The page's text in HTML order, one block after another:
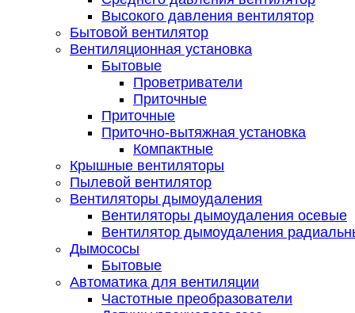
Высокого давления вентилятор
Бытовой вентилятор
Вентиляционная установка
Бытовые
Проветриватели
Приточные
Приточные
Приточно-вытяжная установка
Компактные
Крышные вентиляторы
Пылевой вентилятор
Вентиляторы дымоудаления
Вентиляторы дымоудаления осевые
Вентилятор дымоудаления
Дымососы
Бытовые
Автоматика для вентиляции
Частотные преобразователи